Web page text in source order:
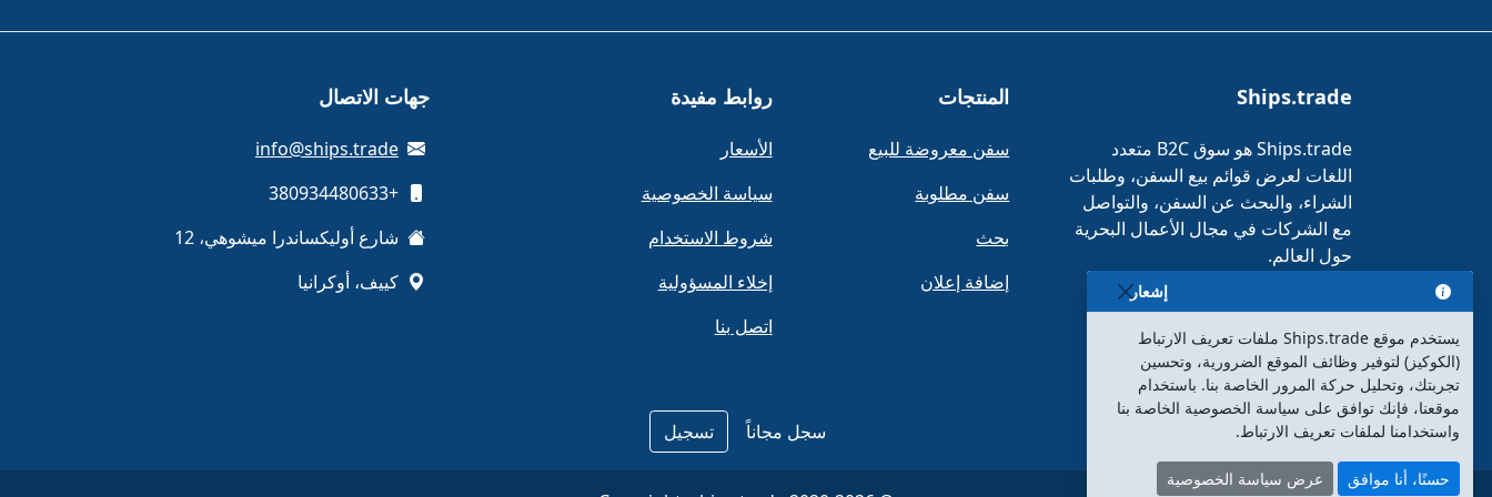
Ships.trade
Ships.trade هو سوق B2C متعدد
اللغات لعرض قوائم بيع السفن، وطلبات
الشراء، والبحث عن السفن، والتواصل
مع الشركات في مجال الأعمال البحرية
حول العالم.
المنتجات
سفن معروضة للبيع
سفن مطلوبة
بحث
إضافة إعلان
روابط مفيدة
الأسعار
سياسة الخصوصية
شروط الاستخدام
إخلاء المسؤولية
اتصل بنا
جهات الاتصال
info@ships.trade
+380934480633
شارع أوليكساندرا ميشوهي، 12
كييف، أوكرانيا
سجل مجاناً تسجيل
إشعار
يستخدم موقع Ships.trade ملفات تعريف الارتباط
(الكوكيز) لتوفير وظائف الموقع الضرورية، وتحسين
تجربتك، وتحليل حركة المرور الخاصة بنا. باستخدام
موقعنا، فإنك توافق على سياسة الخصوصية الخاصة بنا
واستخدامنا لملفات تعريف الارتباط.
حسنًا، أنا موافق عرض سياسة الخصوصية